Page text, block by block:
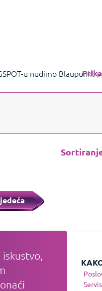
u nudimo Blaupunkt
pitate
Servis